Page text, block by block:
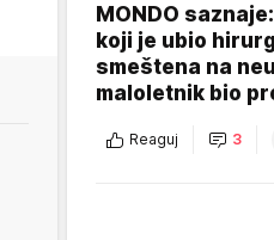
MONDO
koji je ubio
smeštena na
maloletnik bio
Reaguj 3